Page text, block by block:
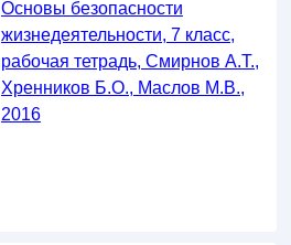
Основы безопасности
жизнедеятельности, 7 класс,
рабочая тетрадь, Смирнов А.Т.,
Хренников Б.О., Маслов М.В.,
2016